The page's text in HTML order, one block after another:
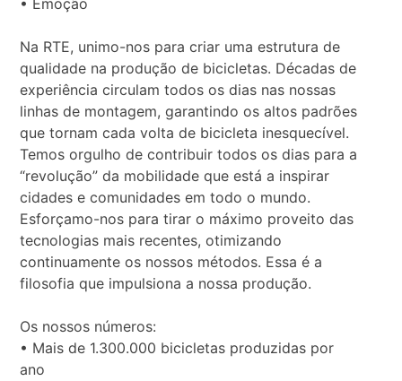
• Emoção
Na RTE, unimo-nos para criar uma estrutura de
qualidade na produção de bicicletas. Décadas de
experiência circulam todos os dias nas nossas
linhas de montagem, garantindo os altos padrões
que tornam cada volta de bicicleta inesquecível.
Temos orgulho de contribuir todos os dias para a
“revolução” da mobilidade que está a inspirar
cidades e comunidades em todo o mundo.
Esforçamo-nos para tirar o máximo proveito das
tecnologias mais recentes, otimizando
continuamente os nossos métodos. Essa é a
filosofia que impulsiona a nossa produção.
Os nossos números:
• Mais de 1.300.000 bicicletas produzidas por
ano